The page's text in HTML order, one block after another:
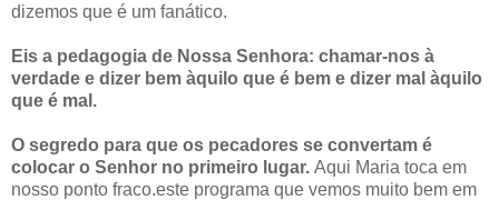
dizemos que é um fanático.
Eis a pedagogia de Nossa Senhora: chamar-nos à
verdade e dizer bem àquilo que é bem e dizer mal àquilo
que é mal.
O segredo para que os pecadores se convertam é
colocar o Senhor no primeiro lugar. Aqui Maria toca em
nosso ponto fraco.este programa que vemos muito bem em